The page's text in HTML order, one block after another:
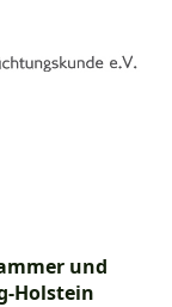
und
Holstein